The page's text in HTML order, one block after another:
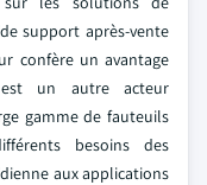
support après-vente
confère un avantage
est un autre acteur
gamme de fauteuils
besoins des
aux applications